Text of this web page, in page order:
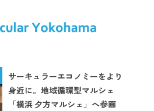
サーキュラーエコノミーをより
身近に。地域循環型マルシェ
「横浜 夕方マルシェ」へ参画